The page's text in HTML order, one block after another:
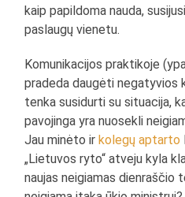
kaip papildoma nauda,
paslaugų vienetu.
Komunikacijos praktikoje
pradeda daugėti negatyvios
tenka susidurti su situacija,
pavojinga yra nuosekli
Jau minėto irkolegų aptarto
„Lietuvos ryto“ atveju kyla
naujas neigiamas dienraščio